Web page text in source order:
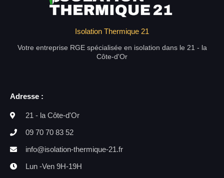
Isolation Thermique 21
Votre entreprise RGE spécialisée en isolation dans le 21 - la
Côte-d'Or
Adresse :
21 - la Côte-d'Or
09 70 70 83 52
info@isolation-thermique-21.fr
Lun -Ven 9H-19H